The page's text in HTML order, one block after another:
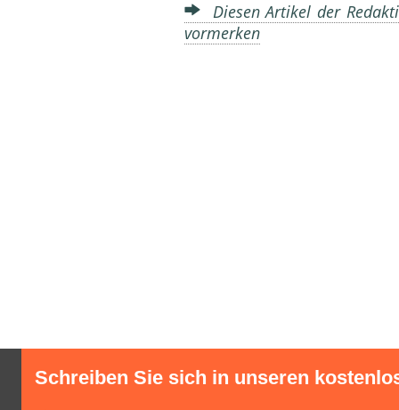
Diesen Artikel der
vormerken
Schreiben Sie sich in unseren